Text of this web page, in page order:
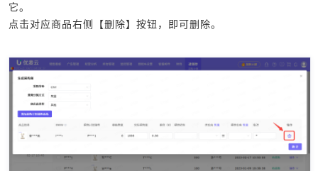
它。
点击对应商品右侧【删除】按钮，即可删除。